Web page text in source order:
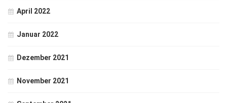
April 2022
Januar 2022
Dezember 2021
November 2021